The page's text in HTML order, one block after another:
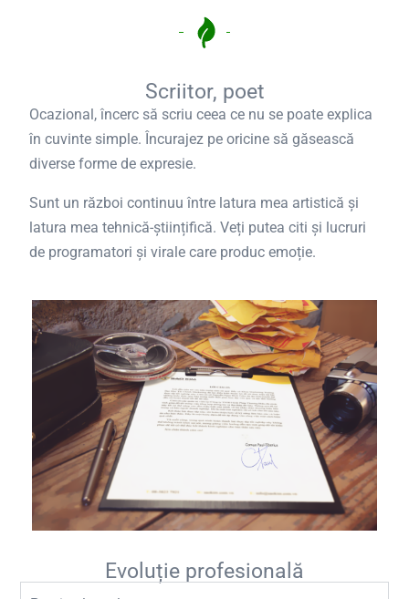
Scriitor, poet
Ocazional, încerc să scriu ceea ce nu se poate explica
în cuvinte simple. Încurajez pe oricine să găsească
diverse forme de expresie.
Sunt un război continuu între latura mea artistică și
latura mea tehnică-științifică. Veți putea citi și lucruri
de programatori și virale care produc emoție.
Evoluție profesională